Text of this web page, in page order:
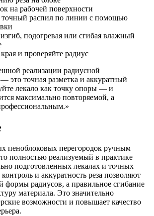
на рабочей поверхности
точный распил по линии с помощью
подогревая или сгибая влажный
и проверяйте радиус
реализации радиусной
это точная разметка и аккуратный
лекало как точку опоры — и
максимально повторяемой, а
пеноблоковых перегородок ручным
полностью реализуемый в практике
подготовленных лекалах и точных
и аккуратность реза позволяют
формы радиусов, а правильное сгибание
материала. Это значительно
возможности и повышает качество